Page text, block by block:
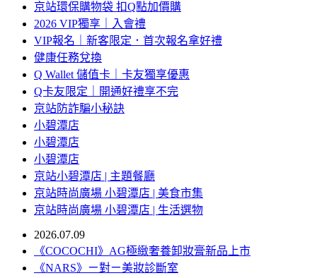
京站環保購物袋 扣Q點加價購
2026 VIP獨享｜入會禮
VIP報名｜新客限定．首次報名拿好禮
健康任務兌換
Q Wallet 儲值卡｜卡友獨享優惠
Q卡友限定｜開通好禮享不完
京站防詐騙小秘訣
小碧潭店
小碧潭店
小碧潭店
京站小碧潭店 | 主題餐廳
京站時尚廣場 小碧潭店 | 美食市集
京站時尚廣場 小碧潭店 | 生活選物
2026.07.09
《COCOCHI》AG極緻奢養卸妝膏新品上市
《NARS》ㄧ對ㄧ美妝診斷室